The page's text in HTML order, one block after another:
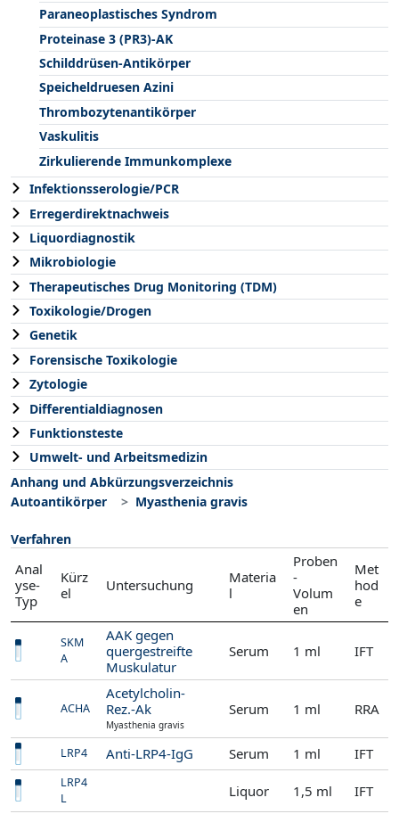
Paraneoplastisches Syndrom
Proteinase 3 (PR3)-AK
Schilddrüsen-Antikörper
Speicheldruesen Azini
Thrombozytenantikörper
Vaskulitis
Zirkulierende Immunkomplexe
Infektionsserologie/PCR
Erregerdirektnachweis
Liquordiagnostik
Mikrobiologie
Therapeutisches Drug Monitoring (TDM)
Toxikologie/Drogen
Genetik
Forensische Toxikologie
Zytologie
Differentialdiagnosen
Funktionsteste
Umwelt- und Arbeitsmedizin
Anhang und Abkürzungsverzeichnis
Autoantikörper
Myasthenia gravis
Verfahren
Anal
yse-
Typ
Kürz
el
Untersuchung
Materia
l
Proben
-
Volum
en
Met
hod
e
SKM
A
AAK gegen
quergestreifte
Muskulatur
Serum 1 ml IFT
ACHA
Acetylcholin-
Rez.-Ak
Myasthenia gravis
Serum 1 ml RRA
LRP4 Anti-LRP4-IgG Serum 1 ml IFT
LRP4
L
Liquor 1,5 ml IFT